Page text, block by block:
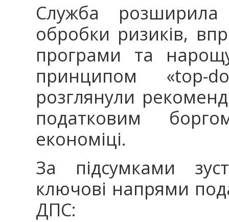
Служба розширила
обробки ризиків,
програми та
принципом «top-
розглянули
податковим
економіці.
За підсумками
ключові напрями
ДПС: